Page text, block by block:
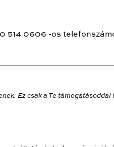
514 0606 -os
Ez csak a Te támogatásoddal